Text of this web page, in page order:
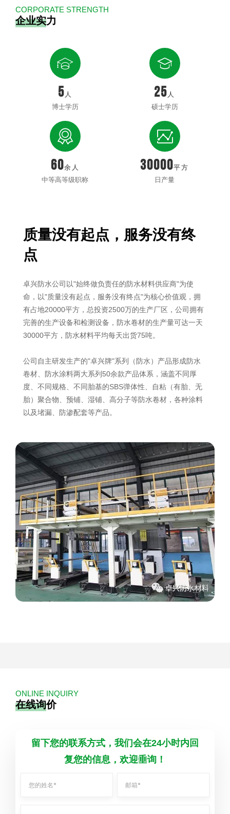
CORPORATE STRENGTH
企业实力

5 人
博士学历

25 人
硕士学历

60余人
中等高等级职称

30000平方
日产量
质量没有起点，服务没有终
点
卓兴防水公司以"始终做负责任的防水材料供应商"为使
命，以"质量没有起点，服务没有终点"为核心价值观，拥
有占地20000平方，总投资2500万的生产厂区，公司拥有
完善的生产设备和检测设备，防水卷材的生产量可达一天
30000平方，防水材料平均每天出货75吨。
公司自主研发生产的"卓兴牌"系列（防水）产品形成防水
卷材、防水涂料两大系列50余款产品体系，涵盖不同厚
度、不同规格、不同胎基的SBS弹体性、自粘（有胎、无
胎）聚合物、预铺、湿铺、高分子等防水卷材，各种涂料
以及堵漏、防渗配套等产品。
ONLINE INQUIRY
在线询价
留下您的联系方式，我们会在24小时内回
复您的信息，欢迎垂询！